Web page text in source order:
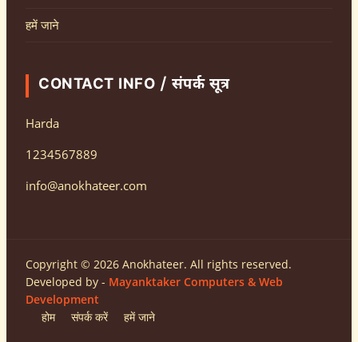
हमें जाने
CONTACT INFO / संपर्क सूत्र
Harda
1234567889
info@anokhateer.com
Copyright © 2026 Anokhateer. All rights reserved.
Developed by - Mayanktaker Computers & Web
Development
होम
संपर्क करें हमें जाने